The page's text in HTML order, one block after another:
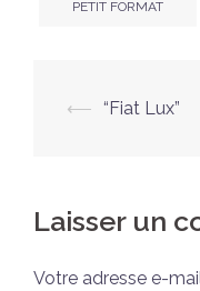
PETIT FORMAT
⟵ “Fiat Lux”
Laisser un
Votre adresse e-